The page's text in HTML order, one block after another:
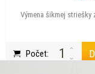
Výmena šikmej striešky
Počet: